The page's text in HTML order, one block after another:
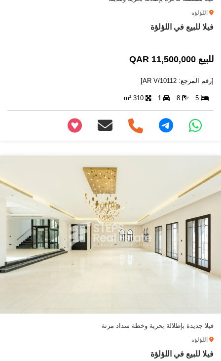
اللؤلؤة
فيلا للبيع في اللؤلؤة
للبيع 11,500,000 QAR
[رقم المرجع: AR V/10112]
5
8
1
310 m²
فيلا جديدة بإطلالة بحرية وخطة سداد مرنة
اللؤلؤة
فيلا للبيع في اللؤلؤة